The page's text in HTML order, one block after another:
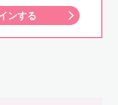
ンする